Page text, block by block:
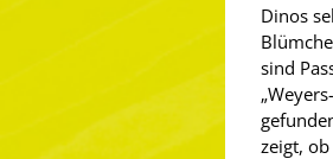
Dinos
sind
zeigt,